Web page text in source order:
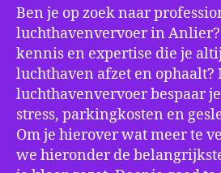
Ben je op zoek naar
luchthavenvervoer in
kennis en expertise die je
luchthaven afzet en ophaalt?
luchthavenvervoer bespaar
stress, parkingkosten en
Om je hierover wat meer te
we hieronder de